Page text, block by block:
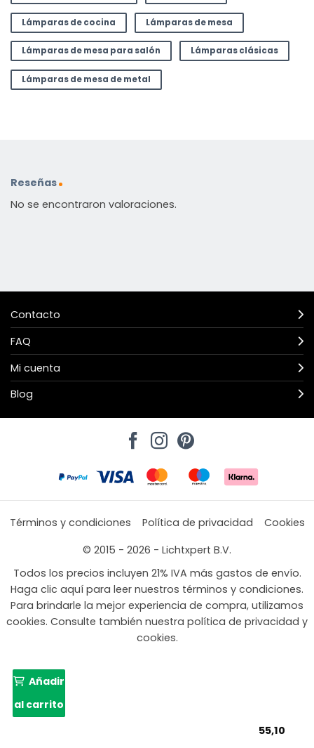
Lámparas de cocina Lámparas de mesa
Lámparas de mesa para salón Lámparas clásicas
Lámparas de mesa de metal
Reseñas
No se encontraron valoraciones.
Contacto
FAQ
Mi cuenta
Blog
Términos y condiciones Política de privacidad
Cookies
© 2015 - 2026 - Lichtxpert B.V.
Todos los precios incluyen 21% IVA más gastos de envío.
Haga clic aquí para leer nuestros términos y condiciones.
Para brindarle la mejor experiencia de compra, utilizamos
cookies. Consulte también nuestra política de privacidad y
cookies.
55,10
Añadir
al carrito